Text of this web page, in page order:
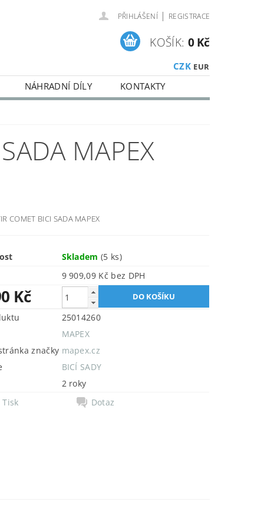
PŘIHLÁŠENÍ | REGISTRACE
CZK EUR
KOŠÍK: 0 Kč
NÁHRADNÍ DÍLY KONTAKTY
MAPEX
COMET BICI SADA MAPEX
Skladem(5 ks)
9 909,09 Kč bez DPH
Kč
25014260
MAPEX
značky mapex.cz
BICÍ SADY
2 roky
Tisk
Dotaz